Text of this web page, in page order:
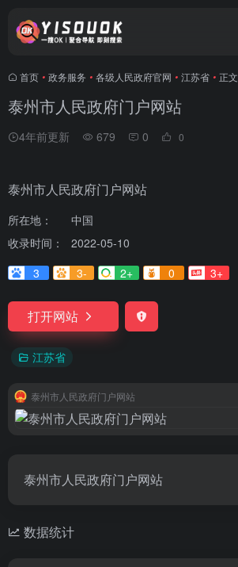
首页 • 政务服务 • 各级人民政府官网 • 江苏省 • 正文
泰州市人民政府门户网站
4年前更新 679 0 0
泰州市人民政府门户网站
所在地：
中国
收录时间：
2022-05-10
3
3- 2+ 0 3+
打开网站
江苏省
泰州市人民政府门户网站
泰州市人民政府门户网站
数据统计